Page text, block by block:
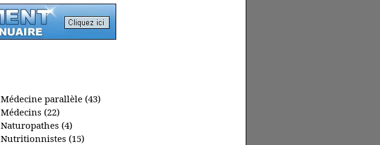
Médecine parallèle (43)
Médecins (22)
Naturopathes (4)
Nutritionnistes (15)